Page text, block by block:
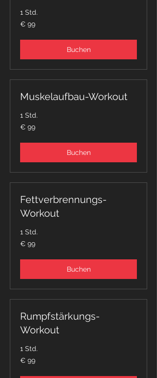
1 Std.
99
Euro
€ 99
Buchen
Muskelaufbau-Workout
1 Std.
99
Euro
€ 99
Buchen
Fettverbrennungs-
Workout
1 Std.
99
Euro
€ 99
Buchen
Rumpfstärkungs-
Workout
1 Std.
99
Euro
€ 99